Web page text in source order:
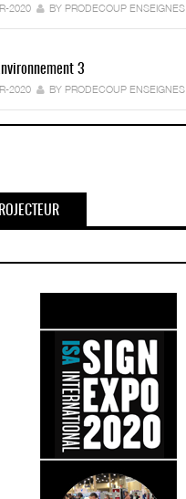
2020 BY PRODECOUP ENSEIGNES
3
2020 BY PRODECOUP ENSEIGNES